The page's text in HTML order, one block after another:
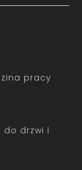
pracy
do drzwi i